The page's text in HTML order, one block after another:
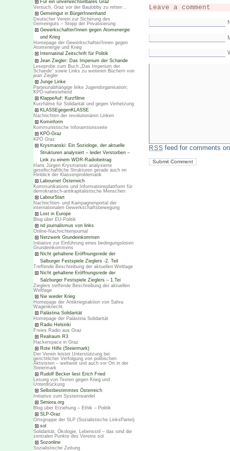
Für ein unverwechselbares Graz
Versuch, Graz vor der Baulobby zu retten ..
Gemeingut in BürgerInnenhand
Deutscher Verein zur Sicherung des
Gemeinguts – Stopp der Privatisierung
Gewerkschafter/Innen gegen Atomenergie
und Krieg
Homepage der Gewerkschafter/Innen gegen
Atomenergie und Krieg
Internatinal Zeitschrift für Politik
Jean Ziegler: Das Imperium der Schande
Leseprobe zum Buch „Das Imperium der
Schande“ sowie Links zu weiteren Büchern von
jean Ziegler
Junge Linke
Parteiunabhängige linke Jugendorganisation;
KPÖ-nahestehend
KlappeAuf: Kurzfilme
Kurzfülme für Solidarität und gegen Verhetzung
KLASSEgegenKLASSE
Nachrichten der revolutionären Linken
Kominform
Kommunistische Inforamtionsseite
KPÖ-Graz
KPÖ Graz
Krysmanski: Ein Soziologe, der aktuelle
Strukturen analysiert – leider Verstorben –
Link zu einem WDR-Radiobeitrag
Hans Jürgen Krysmanski analysierte
gesellschaftliche Strukturen gerade auch im
Hinblick der Klassenproblematik
Labournet Österreich
Kommunikations und Informationsplattform für
demokratisch-antikapitalistische Menschen
LabourStart
Nachrichten- und Kampagnenportal der
internationalen Gewerkschaftsbewegung
Lost in Europe
Blog über EU-Politik
nd journalismus von links
Online-Nachrichtenjournal
Netzwerk Grundeinkommen
Initiative zur Einführung eines bedingungslosen
Grundeinkommens
Nicht gehaltene Eröffnungsrede der
Salburger Festspiele Zieglers -2. Teil
Treffende Beschreibung der aktuellen Weltlage
Nicht gehaltene Eröffnungsrede der
Salzburger Festspiele Zieglers – 1.Tei
Zieglers treffende Beschreibung der aktuellen
Weltlage
Nie wieder Krieg
Homepage der Antikriegsaktion von Sahra
Wagenknecht
Palästina Solidarität
Homepage der Palästina Solidarität
Radio Helsinki
Freies Radio aus Graz
Realraum R3
Hackerspace in Graz
Rote Hilfe (Steiermark)
Der Verein leistet Unterstützung bei
gerichtlicher Verfolgung von politischen
Aktivisten – weltweit und auch vor Ort in der
Steiermark
Rudolf Becker liest Erich Fried
Lesung von Texten gegen Krieg und
Unterdrückung
Selbstbestimmtes Österreich
Initiative zum Systemwandel
Seniora.org
Blog über Erziehung – Ethik – Politik
SLP-Graz
Ortsgruppe der SLP (Sozialistische LinksPartei)
sol
Solidarität, Ökologie, Lebensstil – das sind die
zentralen Punkte des Vereins sol
Sozonline
Sozialistische Zeitung
Leave a comment
RSS feed for comments